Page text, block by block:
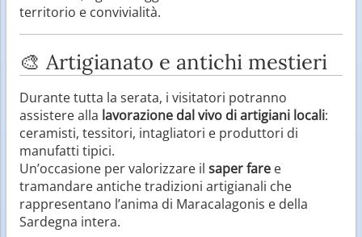
territorio e convivialità.
🎨 Artigianato e antichi mestieri
Durante tutta la serata, i visitatori potranno
assistere alla lavorazione dal vivo di artigiani locali:
ceramisti, tessitori, intagliatori e produttori di
manufatti tipici.
Un’occasione per valorizzare il saper fare e
tramandare antiche tradizioni artigianali che
rappresentano l’anima di Maracalagonis e della
Sardegna intera.